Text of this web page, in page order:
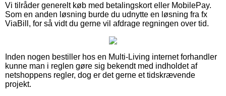
Vi tilråder generelt køb med betalingskort eller MobilePay.
Som en anden løsning burde du udnytte en løsning fra fx
ViaBill, for så vidt du gerne vil afdrage regningen over tid.
Inden nogen bestiller hos en Multi-Living internet forhandler
kunne man i reglen gøre sig bekendt med indholdet af
netshoppens regler, dog er det gerne et tidskrævende
projekt.